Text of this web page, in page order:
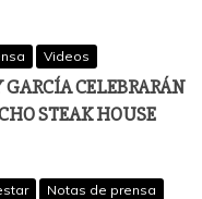
Videos
CELEBRARÁN
STEAK HOUSE
Notas de prensa